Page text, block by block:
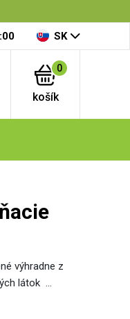
SK
0
košík
výhradne z
látok …